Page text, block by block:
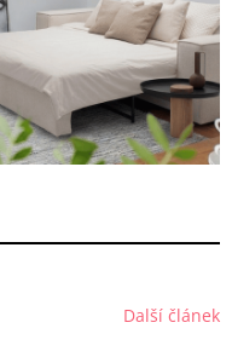
Další článek